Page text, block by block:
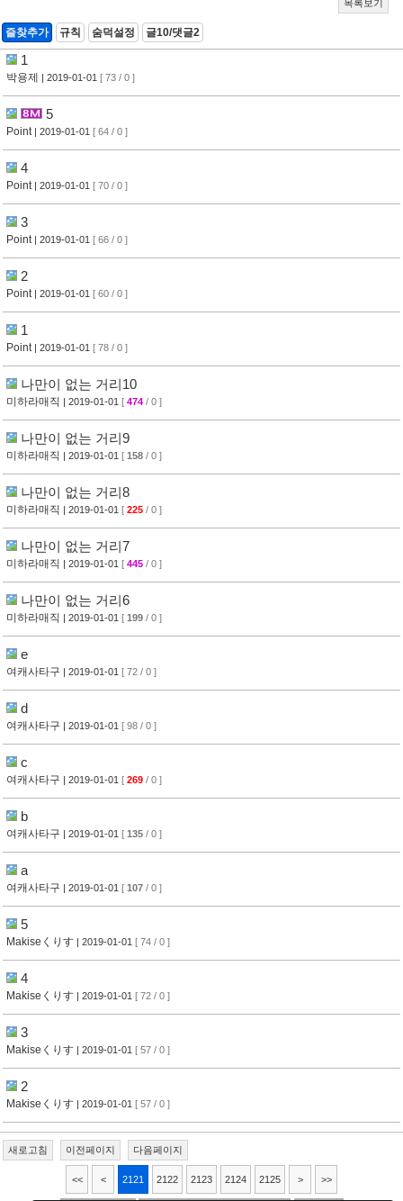
목록보기
즐찾추가 규칙 숨덕설정 글10/댓글2
1
박용제 | 2019-01-01 [ 73 / 0 ]
5
Point | 2019-01-01 [ 64 / 0 ]
4
Point | 2019-01-01 [ 70 / 0 ]
3
Point | 2019-01-01 [ 66 / 0 ]
2
Point | 2019-01-01 [ 60 / 0 ]
1
Point | 2019-01-01 [ 78 / 0 ]
나만이 없는 거리10
미하라매직 | 2019-01-01 [ 474 / 0 ]
나만이 없는 거리9
미하라매직 | 2019-01-01 [ 158 / 0 ]
나만이 없는 거리8
미하라매직 | 2019-01-01 [ 225 / 0 ]
나만이 없는 거리7
미하라매직 | 2019-01-01 [ 445 / 0 ]
나만이 없는 거리6
미하라매직 | 2019-01-01 [ 199 / 0 ]
e
여캐사타구 | 2019-01-01 [ 72 / 0 ]
d
여캐사타구 | 2019-01-01 [ 98 / 0 ]
c
여캐사타구 | 2019-01-01 [ 269 / 0 ]
b
여캐사타구 | 2019-01-01 [ 135 / 0 ]
a
여캐사타구 | 2019-01-01 [ 107 / 0 ]
5
Makiseくりす | 2019-01-01 [ 74 / 0 ]
4
Makiseくりす | 2019-01-01 [ 72 / 0 ]
3
Makiseくりす | 2019-01-01 [ 57 / 0 ]
2
Makiseくりす | 2019-01-01 [ 57 / 0 ]
새로고침 이전페이지 다음페이지
<< < 2121 2122 2123 2124 2125 > >>